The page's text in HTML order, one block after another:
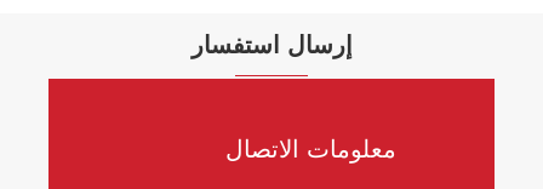
إرسال استفسار
معلومات الاتصال